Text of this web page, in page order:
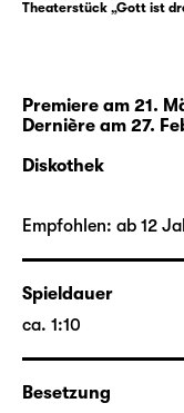
warum es nicht
anfängt, wie
Einigkeit
dass das Ende
Anfang ja auch.
überhaupt
Theaterstück „Gott ist
Premiere am 21.
Dernière am 27.
Diskothek
Empfohlen: ab 12
Spieldauer
ca. 1:10
Besetzung